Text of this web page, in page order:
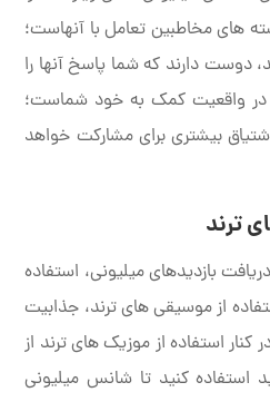
های مخاطبین تعامل با آنهاست؛
دوست دارند که شما پاسخ آنها را
در واقعیت کمک به خود شماست؛
بیشتری برای مشارکت خواهد
بازدیدهای میلیونی، استفاده
از موسیقی های ترند، جذابیت
کنار استفاده از موزیک های ترند از
استفاده کنید تا شانس میلیونی